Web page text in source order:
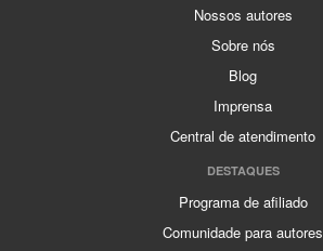
Nossos autores
Sobre nós
Blog
Imprensa
Central de atendimento
DESTAQUES
Programa de afiliado
Comunidade para autores